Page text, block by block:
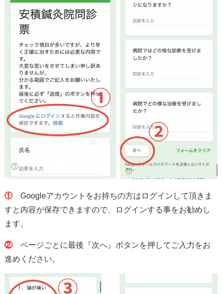
①Googleアカウントをお持ちの方はログインして頂きま
すと内容が保存できますので、ログインする事をお勧めし
ます。
② ページごとに最後『次へ』ボタンを押してご入力をお
進めください。